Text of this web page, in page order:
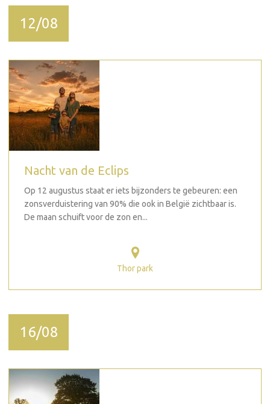
12/08
Nacht van de Eclips
Op 12 augustus staat er iets bijzonders te gebeuren: een
zonsverduistering van 90% die ook in België zichtbaar is.
De maan schuift voor de zon en...
Thor park
16/08